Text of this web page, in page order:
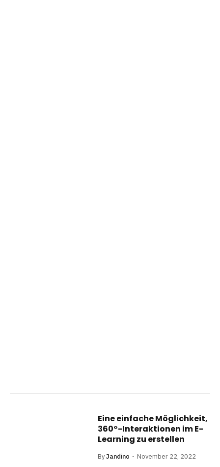
Eine einfache Möglichkeit,
360°-Interaktionen im E-
Learning zu erstellen
ByJandino November 22, 2022